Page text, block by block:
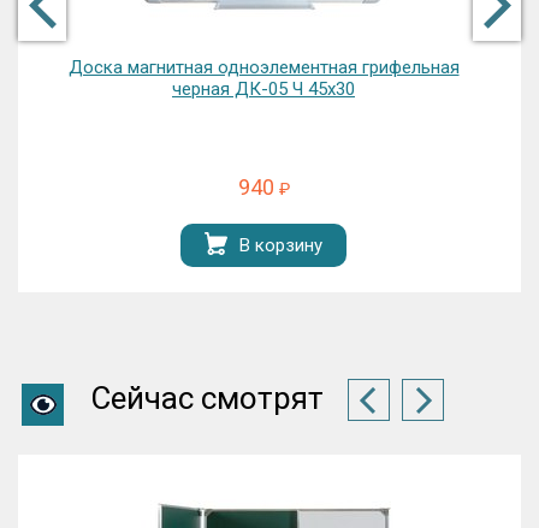
Доска магнитная одноэлементная грифельная
черная ДК-05 Ч 45х30
940 ₽
В корзину
Сейчас смотрят